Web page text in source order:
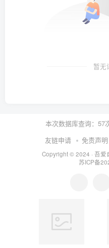
暂无
本次数据库查询：57
友链申请
免责声明
Copyright © 2024 · 吾爱
苏ICP备